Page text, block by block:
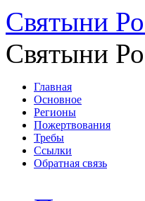
Святыни
Святыни
Главная
Основное
Регионы
Пожертвования
Требы
Ссылки
Обратная связь